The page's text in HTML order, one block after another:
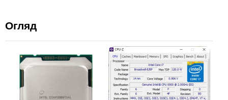
Огляд